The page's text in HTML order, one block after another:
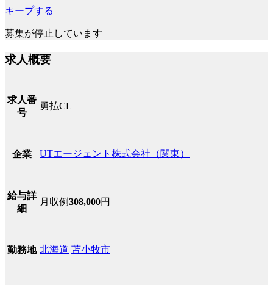
キープする
募集が停止しています
求人概要
求人番
号
勇払CL
企業 UTエージェント株式会社（関東）
給与詳
細
月収例308,000円
勤務地 北海道 苫小牧市